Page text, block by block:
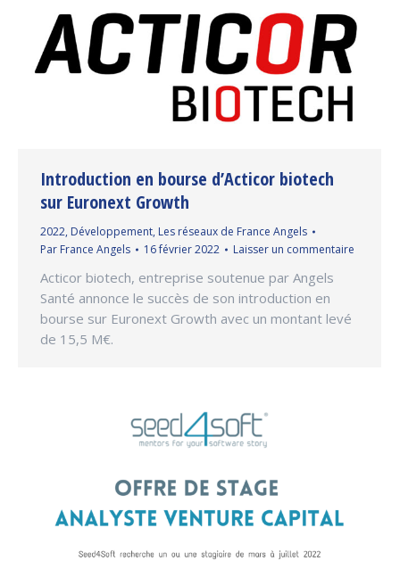
Introduction en bourse d’Acticor biotech
sur Euronext Growth
2022, Développement, Les réseaux de France Angels
Par France Angels 16 février 2022 Laisser un commentaire
Acticor biotech, entreprise soutenue par Angels
Santé annonce le succès de son introduction en
bourse sur Euronext Growth avec un montant levé
de 15,5 M€.